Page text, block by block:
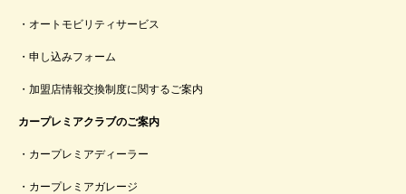
オートモビリティサービス
申し込みフォーム
加盟店情報交換制度に関するご案内
カープレミアクラブのご案内
カープレミアディーラー
カープレミアガレージ